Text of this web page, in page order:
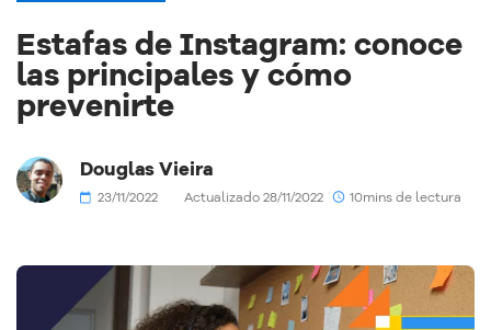
Estafas de Instagram: conoce
las principales y cómo
prevenirte
Douglas Vieira
23/11/2022 Actualizado 28/11/2022 10mins de lectura